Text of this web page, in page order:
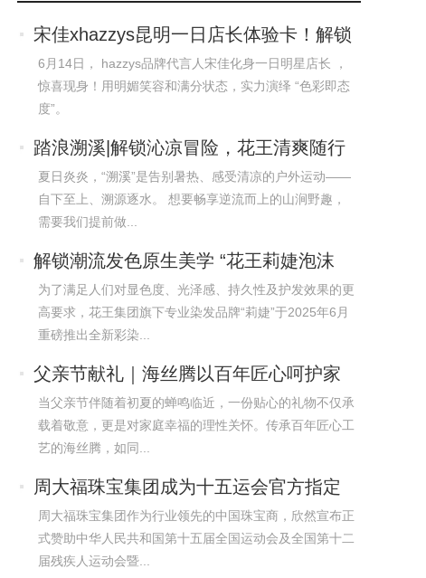
宋佳xhazzys昆明一日店长体验卡！解锁
多彩
6月14日， hazzys品牌代言人宋佳化身一日明星店长 ，
惊喜现身！用明媚笑容和满分状态，实力演绎 “色彩即态
度”。
踏浪溯溪|解锁沁凉冒险，花王清爽随行
夏日炎炎，“溯溪”是告别暑热、感受清凉的户外运动——
自下至上、溯源逐水。 想要畅享逆流而上的山涧野趣，
需要我们提前做...
解锁潮流发色原生美学 “花王莉婕泡沫
染发
为了满足人们对显色度、光泽感、持久性及护发效果的更
高要求，花王集团旗下专业染发品牌“莉婕”于2025年6月
重磅推出全新彩染...
父亲节献礼｜海丝腾以百年匠心呵护家
的温暖
当父亲节伴随着初夏的蝉鸣临近，一份贴心的礼物不仅承
载着敬意，更是对家庭幸福的理性关怀。传承百年匠心工
艺的海丝腾，如同...
周大福珠宝集团成为十五运会官方指定
赞助商
周大福珠宝集团作为行业领先的中国珠宝商，欣然宣布正
式赞助中华人民共和国第十五届全国运动会及全国第十二
届残疾人运动会暨...